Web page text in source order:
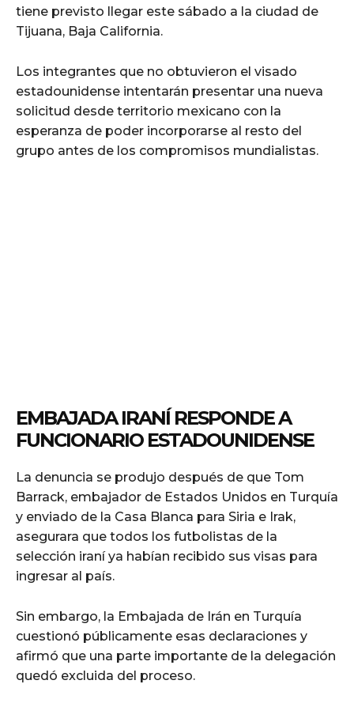
tiene previsto llegar este sábado a la ciudad de
Tijuana, Baja California.
Los integrantes que no obtuvieron el visado
estadounidense intentarán presentar una nueva
solicitud desde territorio mexicano con la
esperanza de poder incorporarse al resto del
grupo antes de los compromisos mundialistas.
EMBAJADA IRANÍ RESPONDE A
FUNCIONARIO ESTADOUNIDENSE
La denuncia se produjo después de que Tom
Barrack, embajador de Estados Unidos en Turquía
y enviado de la Casa Blanca para Siria e Irak,
asegurara que todos los futbolistas de la
selección iraní ya habían recibido sus visas para
ingresar al país.
Sin embargo, la Embajada de Irán en Turquía
cuestionó públicamente esas declaraciones y
afirmó que una parte importante de la delegación
quedó excluida del proceso.